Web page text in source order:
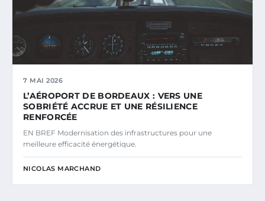
7 MAI 2026
L’AÉROPORT DE BORDEAUX : VERS UNE
SOBRIÉTÉ ACCRUE ET UNE RÉSILIENCE
RENFORCÉE
EN BREF Modernisation des infrastructures pour une
meilleure efficacité énergétique.
NICOLAS MARCHAND